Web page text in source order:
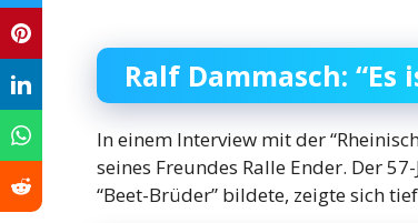
Ralf Dammasch:
In einem Interview mit der
seines Freundes Ralle Ender. Der
“Beet-Brüder” bildete, zeigte sich